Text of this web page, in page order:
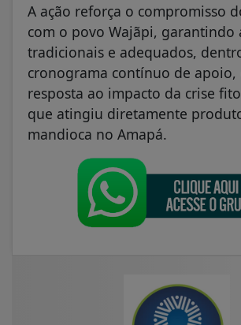
A ação reforça o compromisso
com o povo Wajãpi, garantindo
tradicionais e adequados,
cronograma contínuo de apoio,
resposta ao impacto da crise
que atingiu diretamente
mandioca no Amapá.